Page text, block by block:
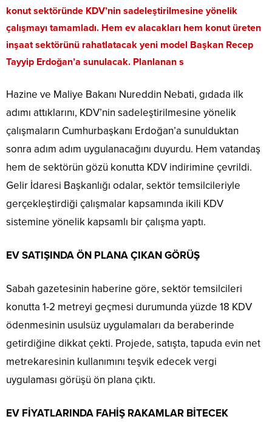
konut sektöründe KDV’nin sadeleştirilmesine yönelik
çalışmayı tamamladı. Hem ev alacakları hem konut üreten
inşaat sektörünü rahatlatacak yeni model Başkan Recep
Tayyip Erdoğan’a sunulacak. Planlanan s
Hazine ve Maliye Bakanı Nureddin Nebati, gıdada ilk
adımı attıklarını, KDV’nin sadeleştirilmesine yönelik
çalışmaların Cumhurbaşkanı Erdoğan’a sunulduktan
sonra adım adım uygulanacağını duyurdu. Hem vatandaş
hem de sektörün gözü konutta KDV indirimine çevrildi.
Gelir İdaresi Başkanlığı odalar, sektör temsilcileriyle
gerçekleştirdiği çalışmalar kapsamında ikili KDV
sistemine yönelik kapsamlı bir çalışma yaptı.
EV SATIŞINDA ÖN PLANA ÇIKAN GÖRÜŞ
Sabah gazetesinin haberine göre, sektör temsilcileri
konutta 1-2 metreyi geçmesi durumunda yüzde 18 KDV
ödenmesinin usulsüz uygulamaları da beraberinde
getirdiğine dikkat çekti. Projede, satışta, tapuda evin net
metrekaresinin kullanımını teşvik edecek vergi
uygulaması görüşü ön plana çıktı.
EV FİYATLARINDA FAHİŞ RAKAMLAR BİTECEK